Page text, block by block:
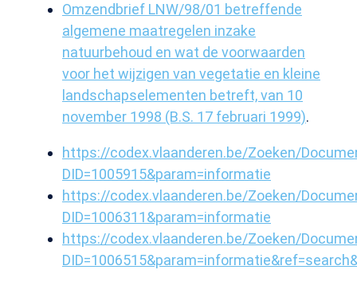
Omzendbrief LNW/98/01 betreffende
algemene maatregelen inzake
natuurbehoud en wat de voorwaarden
voor het wijzigen van vegetatie en kleine
landschapselementen betreft, van 10
november 1998 (B.S. 17 februari 1999).
https://codex.vlaanderen.be/Zoeken/
DID=1005915&param=informatie
https://codex.vlaanderen.be/Zoeken/
DID=1006311&param=informatie
https://codex.vlaanderen.be/Zoeken/